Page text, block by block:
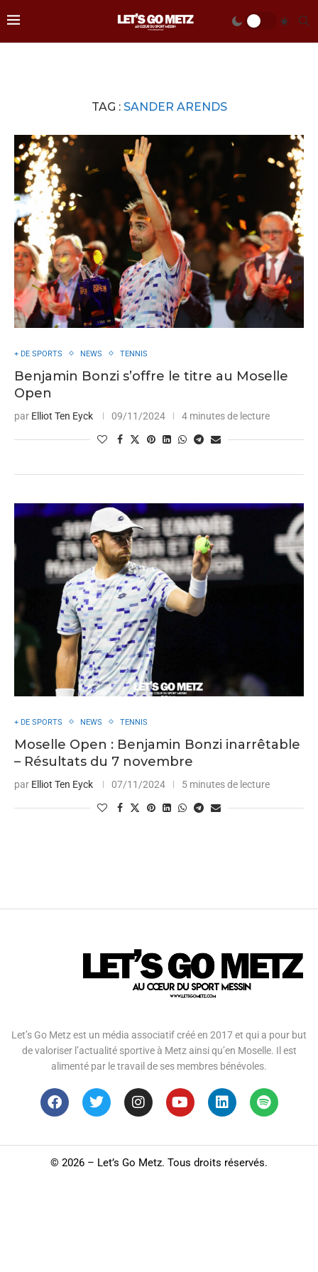
TAG : SANDER ARENDS
+ DE SPORTS NEWS TENNIS
Benjamin Bonzi s’offre le titre au Moselle
Open
par Elliot Ten Eyck 09/11/2024 4 minutes de lecture
+ DE SPORTS NEWS TENNIS
Moselle Open : Benjamin Bonzi inarrêtable
– Résultats du 7 novembre
par Elliot Ten Eyck 07/11/2024 5 minutes de lecture
Let’s Go Metz est un média associatif créé en 2017 et qui a pour but
de valoriser l’actualité sportive à Metz ainsi qu’en Moselle. Il est
alimenté par le travail de ses membres bénévoles.
© 2026 – Let’s Go Metz. Tous droits réservés.